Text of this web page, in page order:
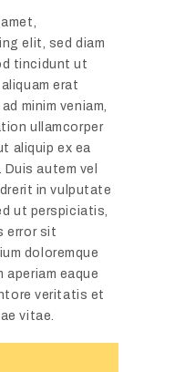
elit, sed diam
tincidunt ut
erat
minim veniam,
ullamcorper
aliquip ex ea
autem vel
in vulputate
ut perspiciatis,
error sit
doloremque
aperiam eaque
veritatis et
vitae.